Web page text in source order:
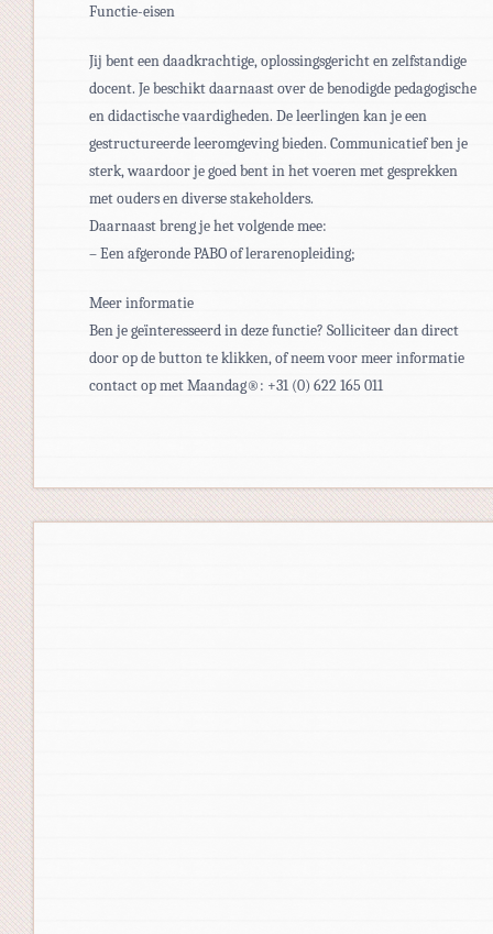
Functie-eisen
Jij bent een daadkrachtige, oplossingsgericht en zelfstandige
docent. Je beschikt daarnaast over de benodigde pedagogische
en didactische vaardigheden. De leerlingen kan je een
gestructureerde leeromgeving bieden. Communicatief ben je
sterk, waardoor je goed bent in het voeren met gesprekken
met ouders en diverse stakeholders.
Daarnaast breng je het volgende mee:
– Een afgeronde PABO of lerarenopleiding;
Meer informatie
Ben je geïnteresseerd in deze functie? Solliciteer dan direct
door op de button te klikken, of neem voor meer informatie
contact op met Maandag®: +31 (0) 622 165 011